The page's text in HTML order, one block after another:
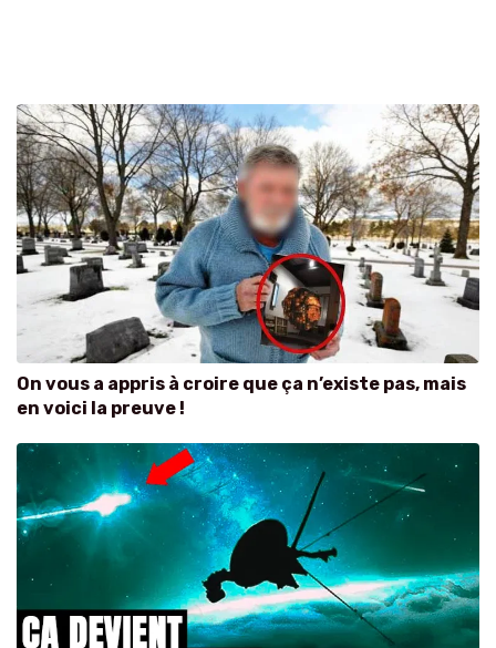
On vous a appris à croire que ça n’existe pas, mais
en voici la preuve !